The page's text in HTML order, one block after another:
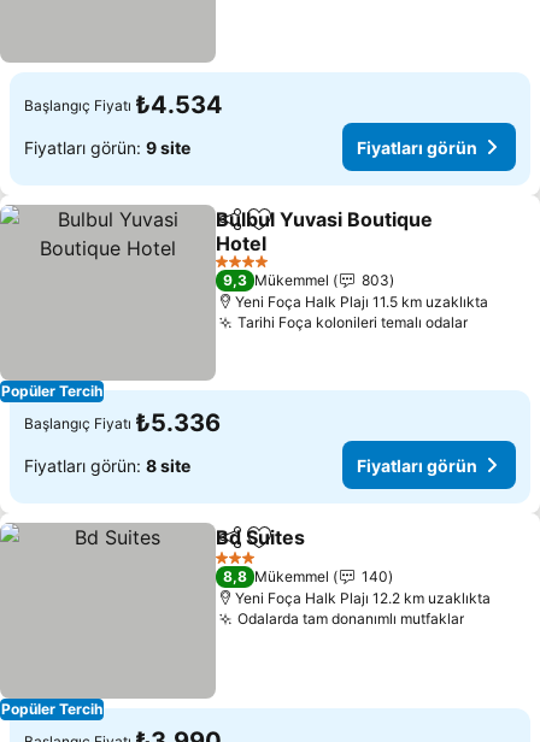
Başlangıç Fiyatı ₺4.534
Fiyatları görün: 9 site Fiyatları görün
Popüler Tercih
PaylaşFavorilerime ekle
Bulbul Yuvasi Boutique
Hotel
Fiyatları görün
4 Yıldız
9,3 Mükemmel
803
Yeni Foça Halk Plajı 11.5 km uzaklıkta
Tarihi Foça kolonileri temalı odalar
Başlangıç Fiyatı ₺5.336
Fiyatları görün: 8 site Fiyatları görün
Popüler Tercih
PaylaşFavorilerime ekle
Bd Suites
3 Yıldız
8,8 Mükemmel
140
Yeni Foça Halk Plajı 12.2 km uzaklıkta
Odalarda tam donanımlı mutfaklar